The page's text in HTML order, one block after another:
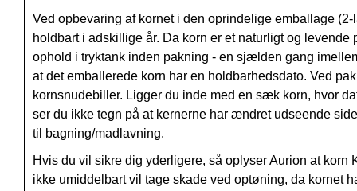
Ved opbevaring af kornet i den oprindelige emballage
holdbart i adskillige år. Da korn er et naturligt og
ophold i tryktank inden pakning - en sjælden gang
at det emballerede korn har en holdbarhedsdato. Ved
kornsnudebiller. Ligger du inde med en sæk korn, hvor
ser du ikke tegn på at kernerne har ændret udseende
til bagning/madlavning.
Hvis du vil sikre dig yderligere, så oplyser Aurion at korn
ikke umiddelbart vil tage skade ved optøning, da kornet